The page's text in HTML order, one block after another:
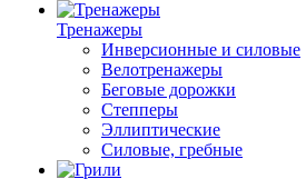
Тренажеры
Инверсионные и силовые
Велотренажеры
Беговые дорожки
Степперы
Эллиптические
Силовые, гребные